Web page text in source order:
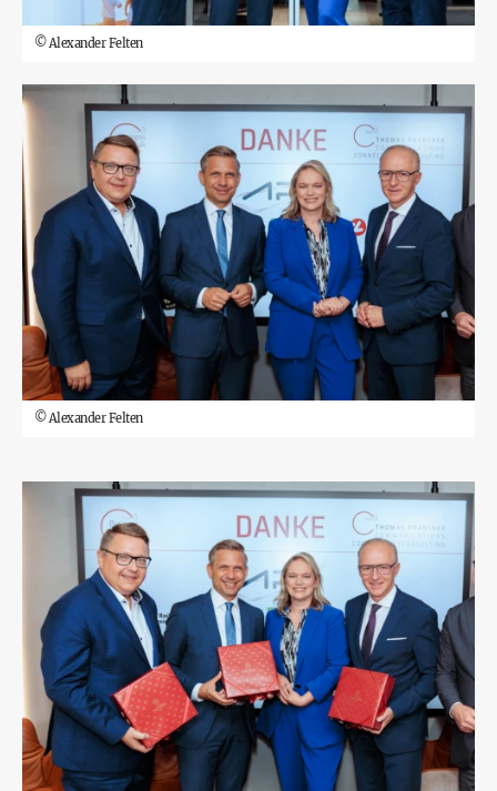
©Alexander Felten
©Alexander Felten